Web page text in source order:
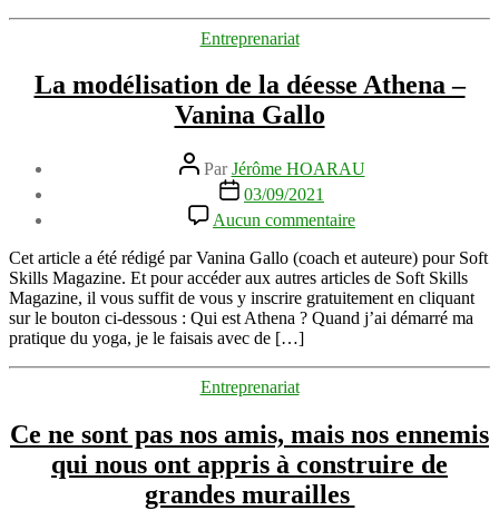
Catégories
Entreprenariat
La modélisation de la déesse Athena –
Vanina Gallo
Auteur
de
l’article
ParJérôme HOARAU
Date
l’article
03/09/2021
Aucun commentaire
La
modélisation
de
la
déesse
Athena
Vanina
Cet article a été rédigé par Vanina Gallo (coach et auteure) pour Soft
Skills Magazine. Et pour accéder aux autres articles de Soft Skills
Magazine, il vous suffit de vous y inscrire gratuitement en cliquant
sur le bouton ci-dessous : Qui est Athena ? Quand j’ai démarré ma
pratique du yoga, je le faisais avec de […]
Catégories
Entreprenariat
Ce ne sont pas nos amis, mais nos ennemis
qui nous ont appris à construire de
grandes murailles